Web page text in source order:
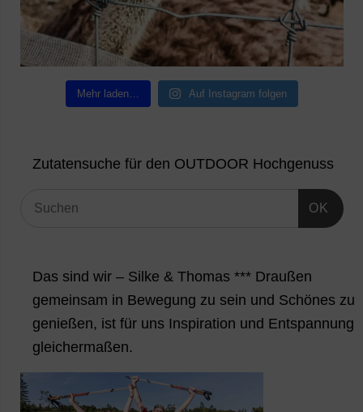
Mehr laden… Auf Instagram folgen
Zutatensuche für den OUTDOOR Hochgenuss
OK
Das sind wir – Silke & Thomas *** Draußen
gemeinsam in Bewegung zu sein und Schönes zu
genießen, ist für uns Inspiration und Entspannung
gleichermaßen.